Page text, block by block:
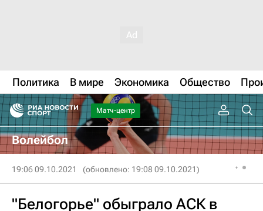
Политика В мире Экономика Общество
Матч-центр
Волейбол
19:06 09.10.2021 (обновлено: 19:08 09.10.2021)
"Белогорье" обыграло АСК в